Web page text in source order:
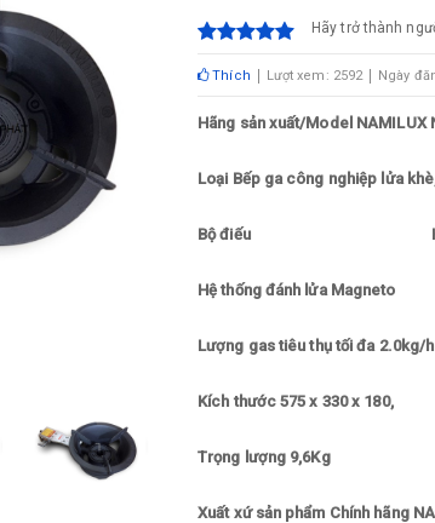
Hãy trở thành
Thích Lượt xem: 2592 Ngày
Hãng sản xuất/Model NAMILUX
Loại Bếp ga công nghiệp lửa
Bộ điếu Hoa sen
Hệ thống đánh lửa Magneto
Lượng gas tiêu thụ tối đa 2.0kg/h
Kích thước 575 x 330 x 180,
Trọng lượng 9,6Kg
Xuất xứ sản phẩm Chính hãng